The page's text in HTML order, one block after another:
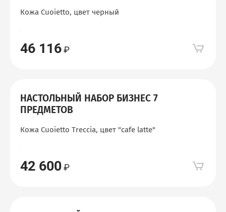
Кожа Cuoietto, цвет черный
46 116
НАСТОЛЬНЫЙ НАБОР БИЗНЕС 7
ПРЕДМЕТОВ
Кожа Cuoietto Treccia, цвет "сafe latte"
42 600